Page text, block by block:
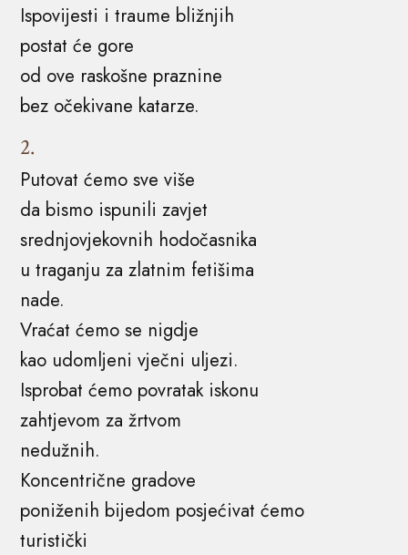
Ispovijesti i traume bližnjih
postat će gore
od ove raskošne praznine
bez očekivane katarze.
2.
Putovat ćemo sve više
da bismo ispunili zavjet
srednjovjekovnih hodočasnika
u traganju za zlatnim fetišima
nade.
Vraćat ćemo se nigdje
kao udomljeni vječni uljezi.
Isprobat ćemo povratak iskonu
zahtjevom za žrtvom
nedužnih.
Koncentrične gradove
poniženih bijedom posjećivat ćemo
turistički